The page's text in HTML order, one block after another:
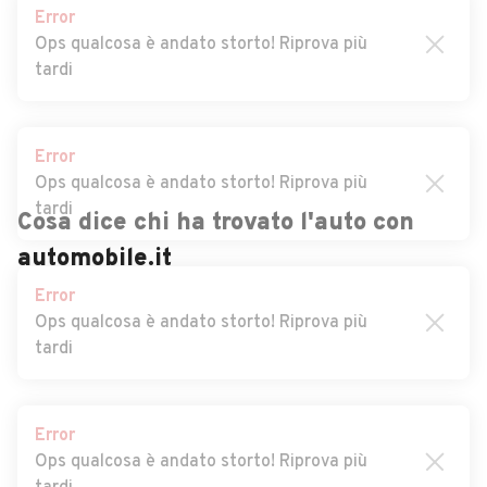
Auto usate Lavena Ponte
Tresa
Auto usate Laveno-
Auto usate Lonate Pozzolo
Auto usate Luino Auto usate Luvinate
Auto usate Maccagno Con
Auto usate Malnate Auto usate Marchirolo
Auto usate Mesenzana
Auto usate Montegrino
Cosa dice chi ha trovato l'auto con
automobile.it
Error
Ops qualcosa è andato storto! Riprova più
tardi
Error
Ops qualcosa è andato storto! Riprova più
tardi
Error
Ops qualcosa è andato storto! Riprova più
tardi
Error
Ops qualcosa è andato storto! Riprova più